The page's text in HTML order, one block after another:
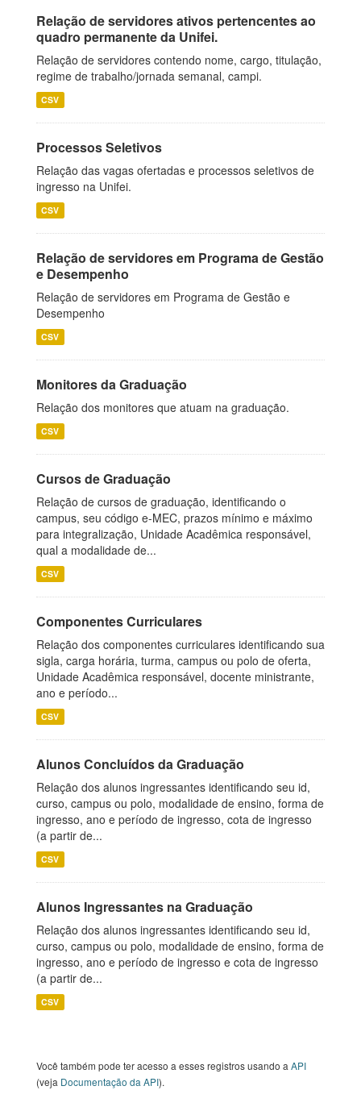
Relação de servidores ativos pertencentes ao
quadro permanente da Unifei.
Relação de servidores contendo nome, cargo, titulação,
regime de trabalho/jornada semanal, campi.
CSV
Processos Seletivos
Relação das vagas ofertadas e processos seletivos de
ingresso na Unifei.
CSV
Relação de servidores em Programa de Gestão
e Desempenho
Relação de servidores em Programa de Gestão e
Desempenho
CSV
Monitores da Graduação
Relação dos monitores que atuam na graduação.
CSV
Cursos de Graduação
Relação de cursos de graduação, identificando o
campus, seu código e-MEC, prazos mínimo e máximo
para integralização, Unidade Acadêmica responsável,
qual a modalidade de...
CSV
Componentes Curriculares
Relação dos componentes curriculares identificando sua
sigla, carga horária, turma, campus ou polo de oferta,
Unidade Acadêmica responsável, docente ministrante,
ano e período...
CSV
Alunos Concluídos da Graduação
Relação dos alunos ingressantes identificando seu id,
curso, campus ou polo, modalidade de ensino, forma de
ingresso, ano e período de ingresso, cota de ingresso
(a partir de...
CSV
Alunos Ingressantes na Graduação
Relação dos alunos ingressantes identificando seu id,
curso, campus ou polo, modalidade de ensino, forma de
ingresso, ano e período de ingresso e cota de ingresso
(a partir de...
CSV
Você também pode ter acesso a esses registros usando a API
(veja Documentação da API).